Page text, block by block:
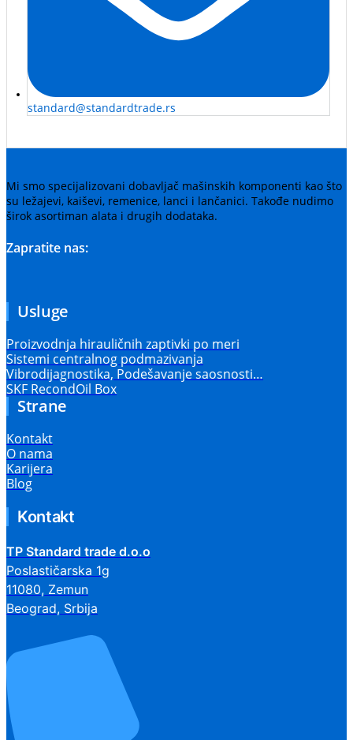
standard@standardtrade.rs
Mi smo specijalizovani dobavljač mašinskih komponenti kao što
su ležajevi, kaiševi, remenice, lanci i lančanici. Takođe nudimo
širok asortiman alata i drugih dodataka.
Zapratite nas:
Usluge
Proizvodnja hirauličnih zaptivki po meri
Sistemi centralnog podmazivanja
Vibrodijagnostika, Podešavanje saosnosti…
SKF RecondOil Box
Strane
Kontakt
O nama
Karijera
Blog
Kontakt
TP Standard trade d.o.o
Poslastičarska 1g
11080, Zemun
Beograd, Srbija